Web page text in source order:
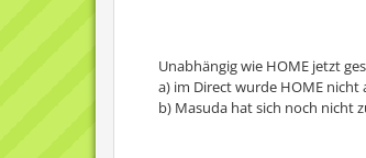
Unabhängig wie HOME jetzt
a) im Direct wurde HOME
b) Masuda hat sich noch nicht